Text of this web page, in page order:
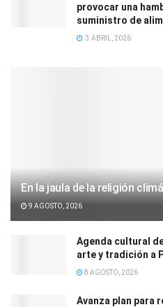
provocar una
suministro de
3 ABRIL, 2026
En la jaula de la religión
9 AGOSTO, 2026
Agenda cultural
arte y tradición a
8 AGOSTO, 2026
Avanza plan para